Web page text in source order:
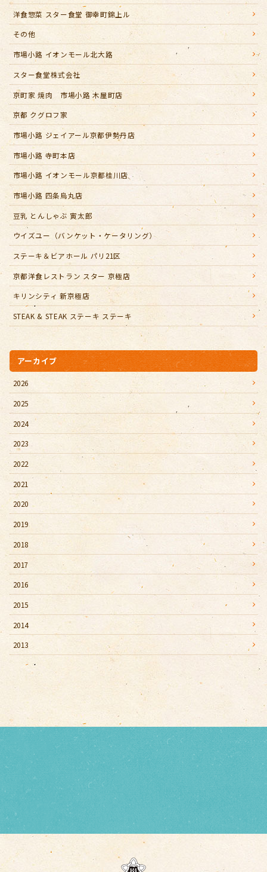
洋食惣菜 スター食堂 御幸町錦上ル
その他
市場小路 イオンモール北大路
スター食堂株式会社
京町家 焼肉 市場小路 木屋町店
京都 クグロフ家
市場小路 ジェイアール京都伊勢丹店
市場小路 寺町本店
市場小路 イオンモール京都桂川店
市場小路 四条烏丸店
豆乳 とんしゃぶ 寅太郎
ウイズユー（バンケット・ケータリング）
ステーキ＆ビアホール パリ21区
京都洋食レストラン スター 京極店
キリンシティ 新京極店
STEAK & STEAK ステーキ ステーキ
アーカイブ
2026
2025
2024
2023
2022
2021
2020
2019
2018
2017
2016
2015
2014
2013